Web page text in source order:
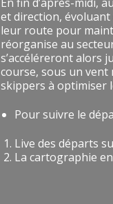
et direction,
leur route pour
réorganise au
s’accéléreront alors
course, sous un
skippers à optimiser
Pour suivre le
Live des départs
La cartographie